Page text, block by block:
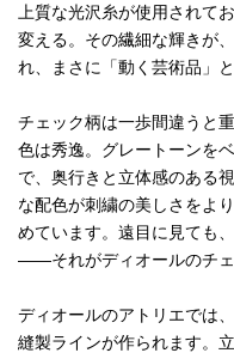
上質な光沢糸が使用されて
変える。その繊細な輝きが
れ、まさに「動く芸術品」
チェック柄は一歩間違うと
色は秀逸。グレートーンを
で、奥行きと立体感のある
な配色が刺繍の美しさをよ
めています。遠目に見ても
――それがディオールのチェ
ディオールのアトリエでは
縫製ラインが作られます。